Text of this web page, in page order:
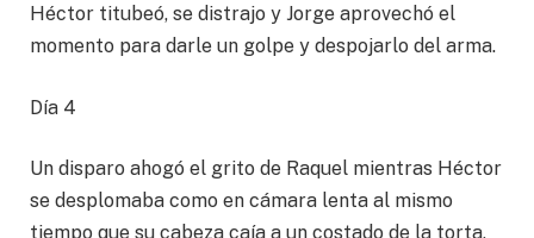
Héctor titubeó, se distrajo y Jorge aprovechó el
momento para darle un golpe y despojarlo del arma.
Día 4
Un disparo ahogó el grito de Raquel mientras Héctor
se desplomaba como en cámara lenta al mismo
tiempo que su cabeza caía a un costado de la torta,